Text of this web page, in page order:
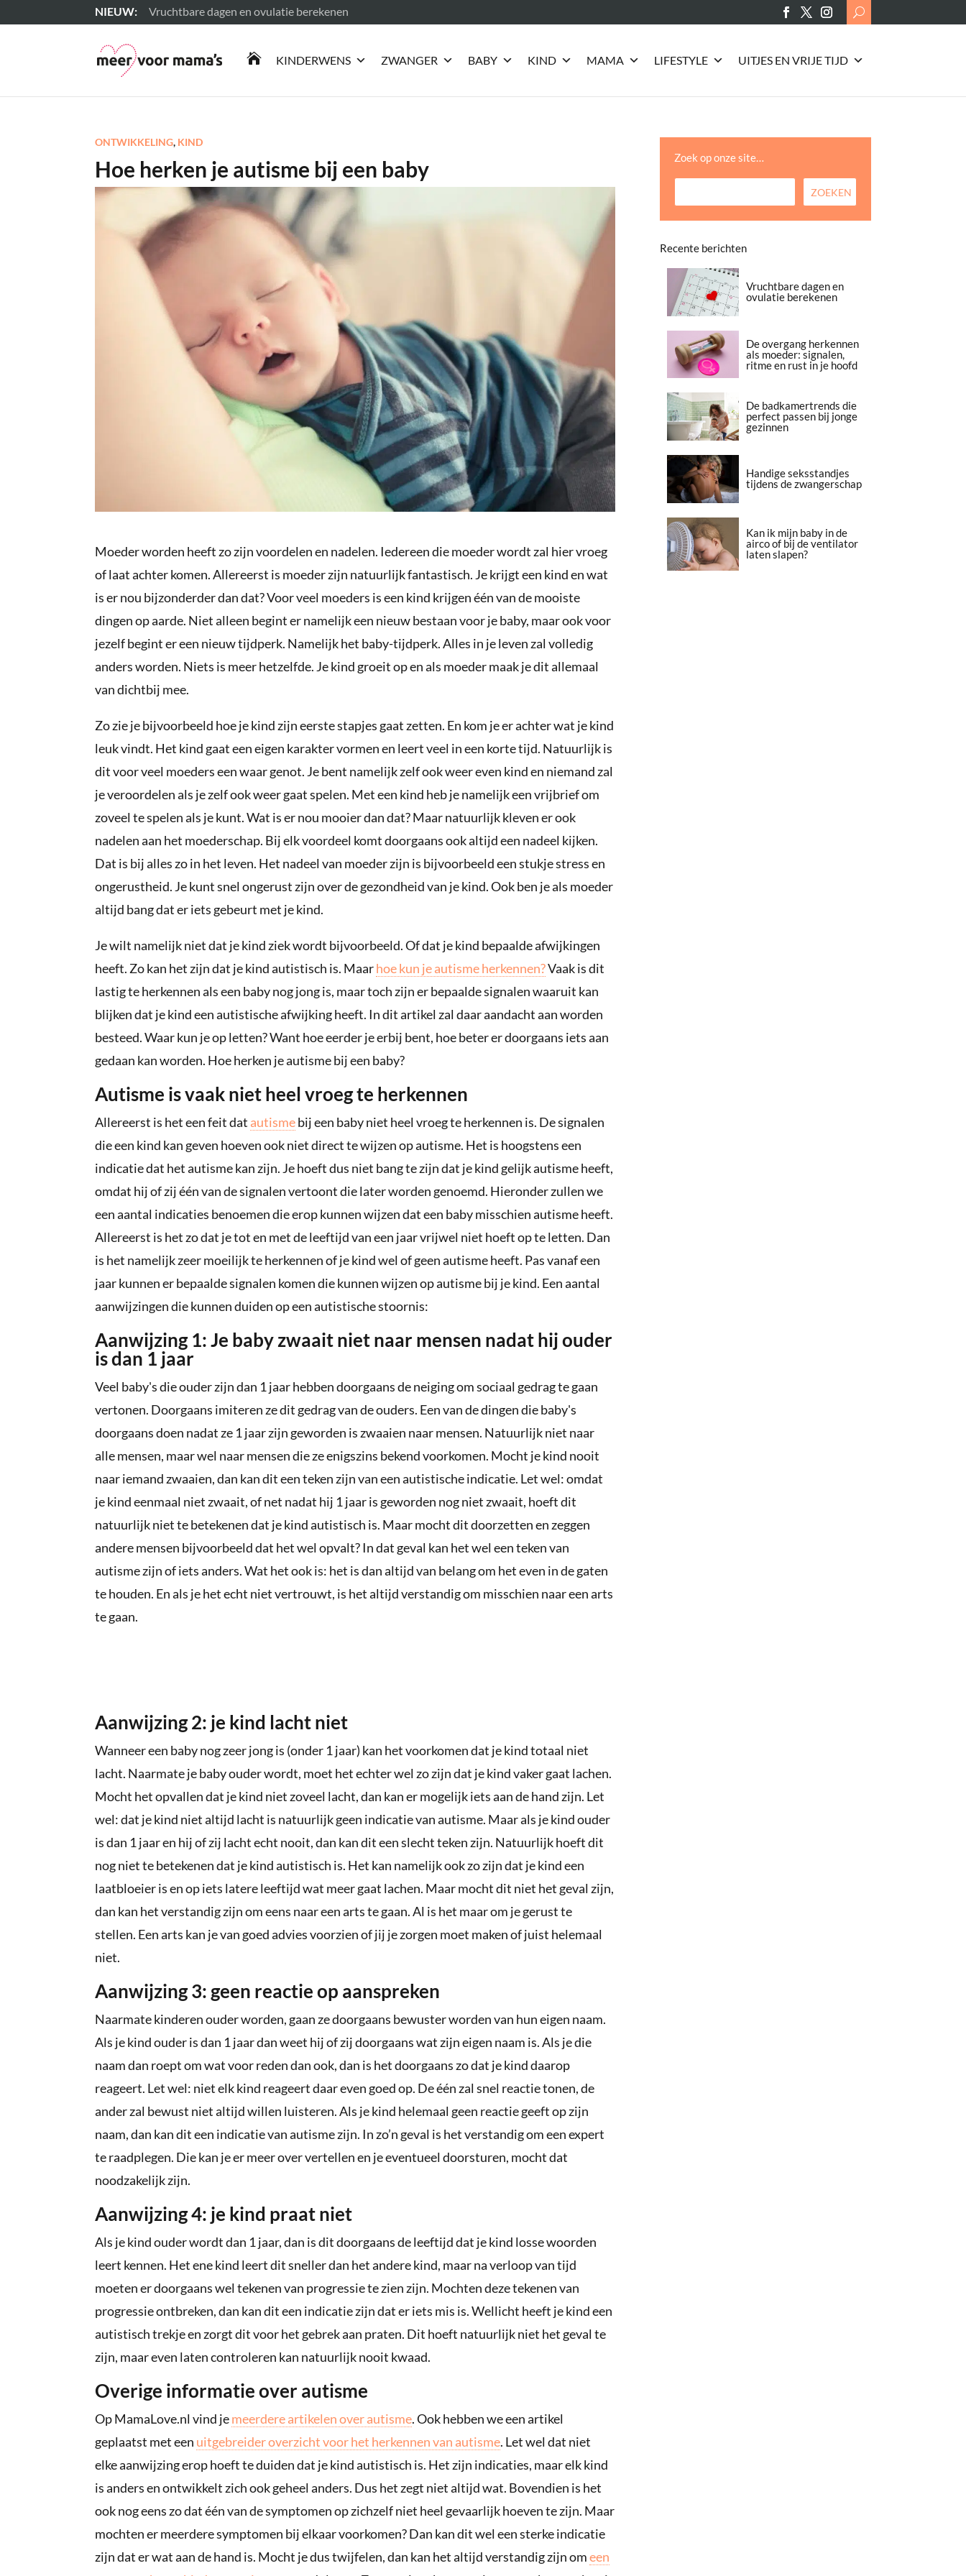
Vruchtbare dagen en ovulatie berekenen
Lees meer
Search
for:
 KINDERWENS ZWANGER BABY KIND MAMA LIFESTYLE UITJES EN VRIJE TIJD
ONTWIKKELING, KIND
Hoe herken je autisme bij een baby
Moeder worden heeft zo zijn voordelen en nadelen. Iedereen die moeder wordt zal hier vroeg
of laat achter komen. Allereerst is moeder zijn natuurlijk fantastisch. Je krijgt een kind en wat
is er nou bijzonderder dan dat? Voor veel moeders is een kind krijgen één van de mooiste
dingen op aarde. Niet alleen begint er namelijk een nieuw bestaan voor je baby, maar ook voor
jezelf begint er een nieuw tijdperk. Namelijk het baby-tijdperk. Alles in je leven zal volledig
anders worden. Niets is meer hetzelfde. Je kind groeit op en als moeder maak je dit allemaal
van dichtbij mee.
Zo zie je bijvoorbeeld hoe je kind zijn eerste stapjes gaat zetten. En kom je er achter wat je kind
leuk vindt. Het kind gaat een eigen karakter vormen en leert veel in een korte tijd. Natuurlijk is
dit voor veel moeders een waar genot. Je bent namelijk zelf ook weer even kind en niemand zal
je veroordelen als je zelf ook weer gaat spelen. Met een kind heb je namelijk een vrijbrief om
zoveel te spelen als je kunt. Wat is er nou mooier dan dat? Maar natuurlijk kleven er ook
nadelen aan het moederschap. Bij elk voordeel komt doorgaans ook altijd een nadeel kijken.
Dat is bij alles zo in het leven. Het nadeel van moeder zijn is bijvoorbeeld een stukje stress en
ongerustheid. Je kunt snel ongerust zijn over de gezondheid van je kind. Ook ben je als moeder
altijd bang dat er iets gebeurt met je kind.
Je wilt namelijk niet dat je kind ziek wordt bijvoorbeeld. Of dat je kind bepaalde afwijkingen
heeft. Zo kan het zijn dat je kind autistisch is. Maarhoe kun je autisme herkennen?Vaak is dit
lastig te herkennen als een baby nog jong is, maar toch zijn er bepaalde signalen waaruit kan
blijken dat je kind een autistische afwijking heeft. In dit artikel zal daar aandacht aan worden
besteed. Waar kun je op letten? Want hoe eerder je erbij bent, hoe beter er doorgaans iets aan
gedaan kan worden. Hoe herken je autisme bij een baby?
Autisme is vaak niet heel vroeg te herkennen
Allereerst is het een feit dat autismebij een baby niet heel vroeg te herkennen is. De signalen
die een kind kan geven hoeven ook niet direct te wijzen op autisme. Het is hoogstens een
indicatie dat het autisme kan zijn. Je hoeft dus niet bang te zijn dat je kind gelijk autisme heeft,
omdat hij of zij één van de signalen vertoont die later worden genoemd. Hieronder zullen we
een aantal indicaties benoemen die erop kunnen wijzen dat een baby misschien autisme heeft.
Allereerst is het zo dat je tot en met de leeftijd van een jaar vrijwel niet hoeft op te letten. Dan
is het namelijk zeer moeilijk te herkennen of je kind wel of geen autisme heeft. Pas vanaf een
jaar kunnen er bepaalde signalen komen die kunnen wijzen op autisme bij je kind. Een aantal
aanwijzingen die kunnen duiden op een autistische stoornis:
Aanwijzing 1: Je baby zwaait niet naar mensen nadat hij ouder
is dan 1 jaar
Veel baby's die ouder zijn dan 1 jaar hebben doorgaans de neiging om sociaal gedrag te gaan
vertonen. Doorgaans imiteren ze dit gedrag van de ouders. Een van de dingen die baby's
doorgaans doen nadat ze 1 jaar zijn geworden is zwaaien naar mensen. Natuurlijk niet naar
alle mensen, maar wel naar mensen die ze enigszins bekend voorkomen. Mocht je kind nooit
naar iemand zwaaien, dan kan dit een teken zijn van een autistische indicatie. Let wel: omdat
je kind eenmaal niet zwaait, of net nadat hij 1 jaar is geworden nog niet zwaait, hoeft dit
natuurlijk niet te betekenen dat je kind autistisch is. Maar mocht dit doorzetten en zeggen
andere mensen bijvoorbeeld dat het wel opvalt? In dat geval kan het wel een teken van
autisme zijn of iets anders. Wat het ook is: het is dan altijd van belang om het even in de gaten
te houden. En als je het echt niet vertrouwt, is het altijd verstandig om misschien naar een arts
te gaan.
Aanwijzing 2: je kind lacht niet
Wanneer een baby nog zeer jong is (onder 1 jaar) kan het voorkomen dat je kind totaal niet
lacht. Naarmate je baby ouder wordt, moet het echter wel zo zijn dat je kind vaker gaat lachen.
Mocht het opvallen dat je kind niet zoveel lacht, dan kan er mogelijk iets aan de hand zijn. Let
wel: dat je kind niet altijd lacht is natuurlijk geen indicatie van autisme. Maar als je kind ouder
is dan 1 jaar en hij of zij lacht echt nooit, dan kan dit een slecht teken zijn. Natuurlijk hoeft dit
nog niet te betekenen dat je kind autistisch is. Het kan namelijk ook zo zijn dat je kind een
laatbloeier is en op iets latere leeftijd wat meer gaat lachen. Maar mocht dit niet het geval zijn,
dan kan het verstandig zijn om eens naar een arts te gaan. Al is het maar om je gerust te
stellen. Een arts kan je van goed advies voorzien of jij je zorgen moet maken of juist helemaal
niet.
Aanwijzing 3: geen reactie op aanspreken
Naarmate kinderen ouder worden, gaan ze doorgaans bewuster worden van hun eigen naam.
Als je kind ouder is dan 1 jaar dan weet hij of zij doorgaans wat zijn eigen naam is. Als je die
naam dan roept om wat voor reden dan ook, dan is het doorgaans zo dat je kind daarop
reageert. Let wel: niet elk kind reageert daar even goed op. De één zal snel reactie tonen, de
ander zal bewust niet altijd willen luisteren. Als je kind helemaal geen reactie geeft op zijn
naam, dan kan dit een indicatie van autisme zijn. In zo’n geval is het verstandig om een expert
te raadplegen. Die kan je er meer over vertellen en je eventueel doorsturen, mocht dat
noodzakelijk zijn.
Aanwijzing 4: je kind praat niet
Als je kind ouder wordt dan 1 jaar, dan is dit doorgaans de leeftijd dat je kind losse woorden
leert kennen. Het ene kind leert dit sneller dan het andere kind, maar na verloop van tijd
moeten er doorgaans wel tekenen van progressie te zien zijn. Mochten deze tekenen van
progressie ontbreken, dan kan dit een indicatie zijn dat er iets mis is. Wellicht heeft je kind een
autistisch trekje en zorgt dit voor het gebrek aan praten. Dit hoeft natuurlijk niet het geval te
zijn, maar even laten controleren kan natuurlijk nooit kwaad.
Overige informatie over autisme
Op MamaLove.nl vind jemeerdere artikelen over autisme. Ook hebben we een artikel
geplaatst met een uitgebreider overzicht voor het herkennen van autisme. Let wel dat niet
elke aanwijzing erop hoeft te duiden dat je kind autistisch is. Het zijn indicaties, maar elk kind
is anders en ontwikkelt zich ook geheel anders. Dus het zegt niet altijd wat. Bovendien is het
ook nog eens zo dat één van de symptomen op zichzelf niet heel gevaarlijk hoeven te zijn. Maar
mochten er meerdere symptomen bij elkaar voorkomen? Dan kan dit wel een sterke indicatie
zijn dat er wat aan de hand is. Mocht je dus twijfelen, dan kan het altijd verstandig zijn omeen
Zoek op onze site…
Recente berichten
Vruchtbare dagen en
ovulatie berekenen
De overgang herkennen
als moeder: signalen,
ritme en rust in je hoofd
De badkamertrends die
perfect passen bij jonge
gezinnen
Handige seksstandjes
tijdens de zwangerschap
Kan ik mijn baby in de
airco of bij de ventilator
laten slapen?